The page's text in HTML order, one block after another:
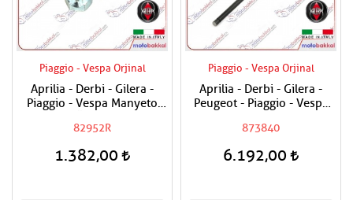
Piaggio - Vespa Orjinal
Aprilia - Derbi - Gilera -
Piaggio - Vespa Manyeto
82952R
1.382,00
Piaggio - Vespa Orjinal
Aprilia - Derbi - Gilera -
Peugeot - Piaggio - Vespa
Adet Fiyat
873840
6.192,00